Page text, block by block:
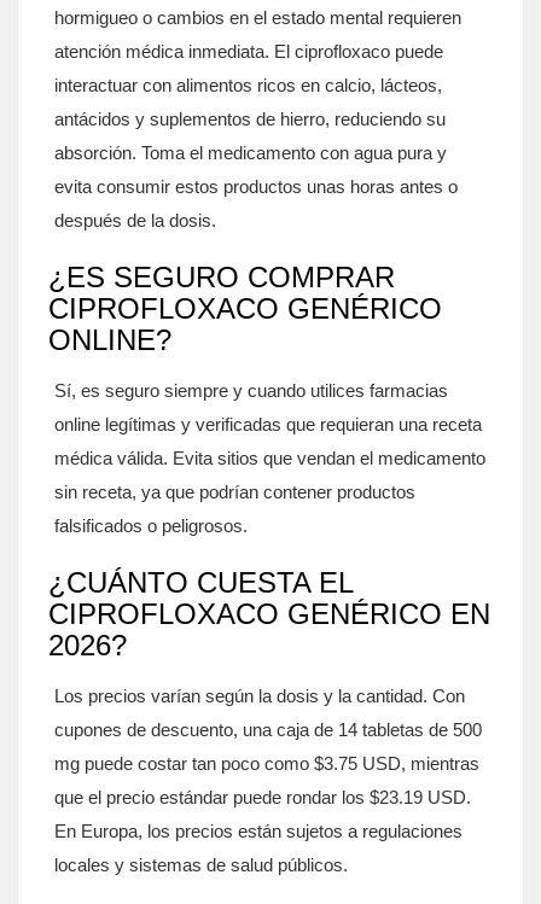
hormigueo o cambios en el estado mental requieren
atención médica inmediata. El ciprofloxaco puede
interactuar con alimentos ricos en calcio, lácteos,
antácidos y suplementos de hierro, reduciendo su
absorción. Toma el medicamento con agua pura y
evita consumir estos productos unas horas antes o
después de la dosis.
¿ES SEGURO COMPRAR
CIPROFLOXACO GENÉRICO
ONLINE?
Sí, es seguro siempre y cuando utilices farmacias
online legítimas y verificadas que requieran una receta
médica válida. Evita sitios que vendan el medicamento
sin receta, ya que podrían contener productos
falsificados o peligrosos.
¿CUÁNTO CUESTA EL
CIPROFLOXACO GENÉRICO EN
2026?
Los precios varían según la dosis y la cantidad. Con
cupones de descuento, una caja de 14 tabletas de 500
mg puede costar tan poco como $3.75 USD, mientras
que el precio estándar puede rondar los $23.19 USD.
En Europa, los precios están sujetos a regulaciones
locales y sistemas de salud públicos.